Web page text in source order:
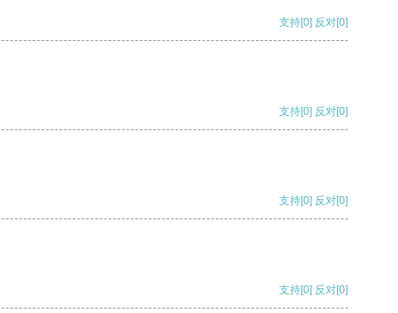
支持[0] 反对[0]
支持[0] 反对[0]
支持[0] 反对[0]
支持[0] 反对[0]